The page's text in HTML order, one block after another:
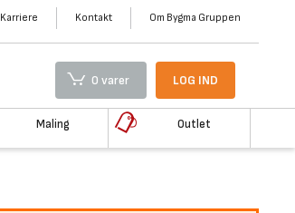
Karriere Kontakt Om Bygma Gruppen
0 varer LOG IND
Maling Outlet